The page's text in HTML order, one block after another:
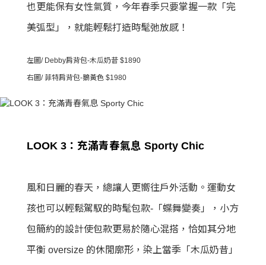
也更能保有女性氣質，今年春季只要掌握一款「完
美弧型」，就能輕鬆打造時髦弛放感！
左圖/ Debby肩背包-木瓜奶昔 $1890
右圖/ 菲特肩背包-鵝黃色 $1980
LOOK 3：充滿青春氣息 Sporty Chic
風和日麗的春天，總讓人更嚮往戶外活動。運動女
孩也可以輕鬆駕馭的時髦包款-「蝶舞變奏」，小方
包簡約的設計使包款更易於隨心混搭，恰如其分地
平衡 oversize 的休閒廓形，染上當季「木瓜奶昔」